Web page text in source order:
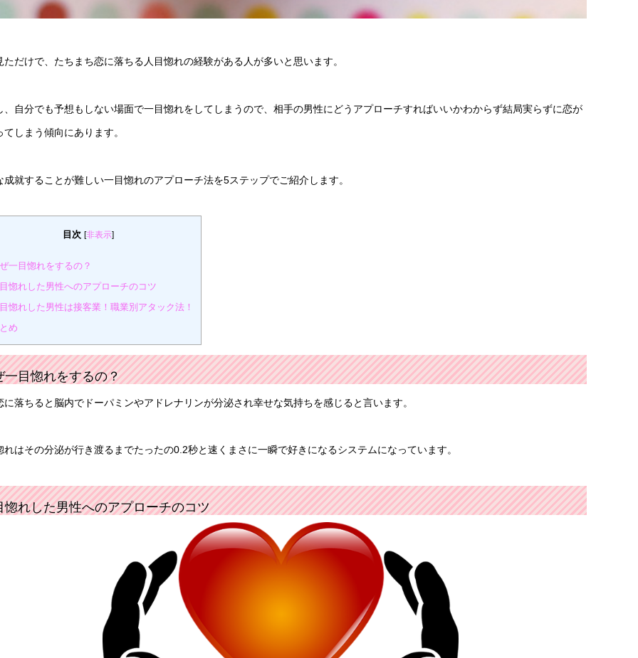
ただけで、たちまち恋に落ちる人目惚れの経験がある人が多いと思います。
、自分でも予想もしない場面で一目惚れをしてしまうので、相手の男性にどうアプローチすればいいかわからず結局実らずに恋が
てしまう傾向にあります。
成就することが難しい一目惚れのアプローチ法を5ステップでご紹介します。
目次 [非表示]
一目惚れをするの？
惚れした男性へのアプローチのコツ
惚れした男性は接客業！職業別アタック法！
め
一目惚れをするの？
に落ちると脳内でドーパミンやアドレナリンが分泌され幸せな気持ちを感じると言います。
れはその分泌が行き渡るまでたったの0.2秒と速くまさに一瞬で好きになるシステムになっています。
惚れした男性へのアプローチのコツ